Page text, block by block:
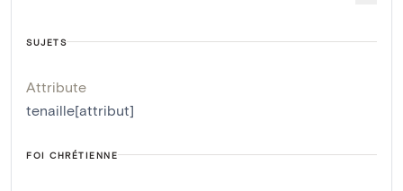
SUJETS
Attribute
tenaille[attribut]
FOI CHRÉTIENNE